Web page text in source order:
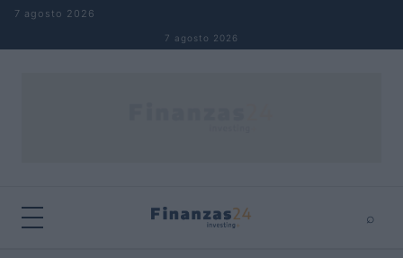
Saltar al contenido
7 agosto 2026
7 agosto 2026
⌕